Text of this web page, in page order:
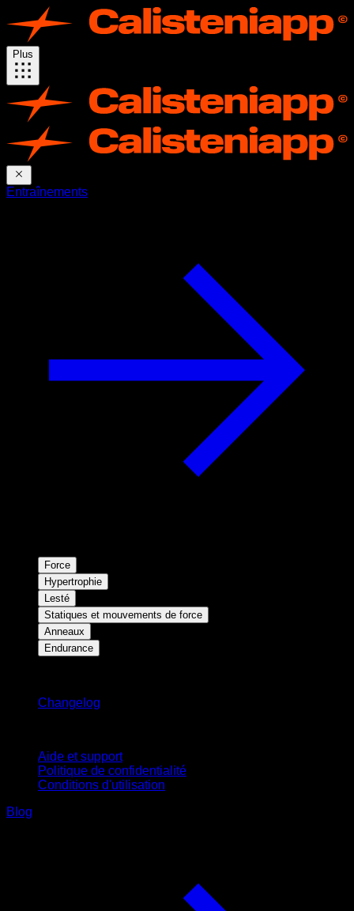
Plus
Entraînements
Force
Hypertrophie
Lesté
Statiques et mouvements de force
Anneaux
Endurance
Changelog
Aide et support
Politique de confidentialité
Conditions d'utilisation
Blog